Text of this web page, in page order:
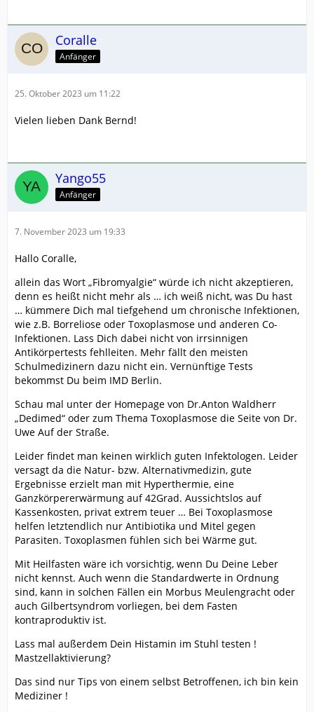
Coralle
Anfänger
25. Oktober 2023 um 11:22
Vielen lieben Dank Bernd!
Yango55
Anfänger
7. November 2023 um 19:33
Hallo Coralle,
allein das Wort „Fibromyalgie“ würde ich nicht akzeptieren,
denn es heißt nicht mehr als … ich weiß nicht, was Du hast
… kümmere Dich mal tiefgehend um chronische Infektionen,
wie z.B. Borreliose oder Toxoplasmose und anderen Co-
Infektionen. Lass Dich dabei nicht von irrsinnigen
Antikörpertests fehlleiten. Mehr fällt den meisten
Schulmedizinern dazu nicht ein. Vernünftige Tests
bekommst Du beim IMD Berlin.
Schau mal unter der Homepage von Dr.Anton Waldherr
„Dedimed“ oder zum Thema Toxoplasmose die Seite von Dr.
Uwe Auf der Straße.
Leider findet man keinen wirklich guten Infektologen. Leider
versagt da die Natur- bzw. Alternativmedizin, gute
Ergebnisse erzielt man mit Hyperthermie, eine
Ganzkörpererwärmung auf 42Grad. Aussichtslos auf
Kassenkosten, privat extrem teuer … Bei Toxoplasmose
helfen letztendlich nur Antibiotika und Mitel gegen
Parasiten. Toxoplasmen fühlen sich bei Wärme gut.
Mit Heilfasten wäre ich vorsichtig, wenn Du Deine Leber
nicht kennst. Auch wenn die Standardwerte in Ordnung
sind, kann in solchen Fällen ein Morbus Meulengracht oder
auch Gilbertsyndrom vorliegen, bei dem Fasten
kontraproduktiv ist.
Lass mal außerdem Dein Histamin im Stuhl testen !
Mastzellaktivierung?
Das sind nur Tips von einem selbst Betroffenen, ich bin kein
Mediziner !